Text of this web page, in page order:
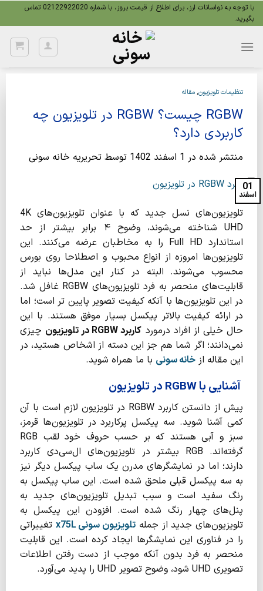
Skip
با توجه به نواسانات ارز، برای اطلاع از قیمت بروز، با شماره 02122922020 تماس
بگیرید.
تنظیمات تلویزیون,مقاله
RGBW چیست؟ RGBW در تلویزیون چه
کاربردی دارد؟
منتشر شده در 1 اسفند 1402 توسط تحریریه خانه سونی
01
اسفند
تلویزیون‌های نسل جدید که با عنوان تلویزیون‌های 4K
UHD شناخته می‌شوند، وضوح ۴ برابر بیشتر از حد
استاندارد Full HD را به مخاطبان عرضه می‌کنند. این
تلویزیون‌ها امروزه از انواع محبوب و اصطلاحا روی بورس
محسوب می‌شوند. البته در کنار این مدل‌ها نباید از
قابلیت‌های منحصر به فرد تلویزیون‌های RGBW غافل شد.
در این تلویزیون‌ها با آنکه کیفیت تصویر پایین ‌تر است؛ اما
در ارائه کیفیت بالاتر پیکسل بسیار موفق هستند. با این
حال خیلی از افراد درمورد کاربردRGBW در تلویزیون چیزی
نمی‌دانند؛ اگر شما هم جز این دسته از اشخاص هستید، در
این مقاله از خانه سونی با ما همراه شوید.
آشنایی با RGBW در تلویزیون
پیش از دانستن کاربرد RGBW در تلویزیون لازم است با آن
کمی آشنا شوید. سه پیکسل پرکاربرد در تلویزیون‌ها قرمز،
سبز و آبی هستند که بر حسب حروف خود لقب RGB
گرفته‌اند. RGB بیشتر در تلویزیون‌های ال‌سی‌دی کاربرد
دارند؛ اما در نمایشگرهای مدرن یک ساب پیکسل دیگر نیز
به سه پیکسل قبلی ملحق شده است. این ساب پیکسل به
رنگ سفید است و سبب تبدیل تلویزیون‌های جدید به
پنل‌های چهار رنگ شده است. افزودن این پیکسل به
تلویزیون‌های جدید از جمله تلویزیون سونی x75L تغییراتی
را در فناوری این نمایشگرها ایجاد کرده است. این قابلیت
منحصر به فرد بدون آنکه موجب از دست رفتن اطلاعات
تصویری UHD شود، وضوح تصویر UHD را پدید می‌آورد.